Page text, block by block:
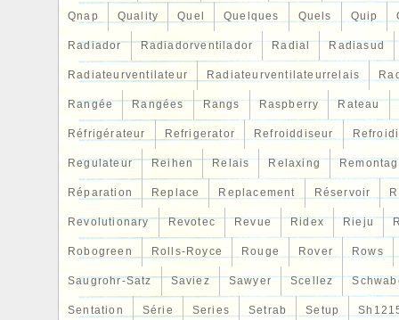
Qnap Quality Quel Quelques Quels Quip
Radiador Radiadorventilador Radial Radiasud
Radiateurventilateur Radiateurventilateurrelais
Rangée Rangées Rangs Raspberry Rateau
Réfrigérateur Refrigerator Refroiddiseur Refroidi
Regulateur Reihen Relais Relaxing
Réparation Replace Replacement Réservoir
Revolutionary Revotec Revue Ridex Rieju
Robogreen Rolls-Royce Rouge Rover Rows
Saugrohr-Satz Saviez Sawyer Scellez
Sentation Série Series Setrab Setup